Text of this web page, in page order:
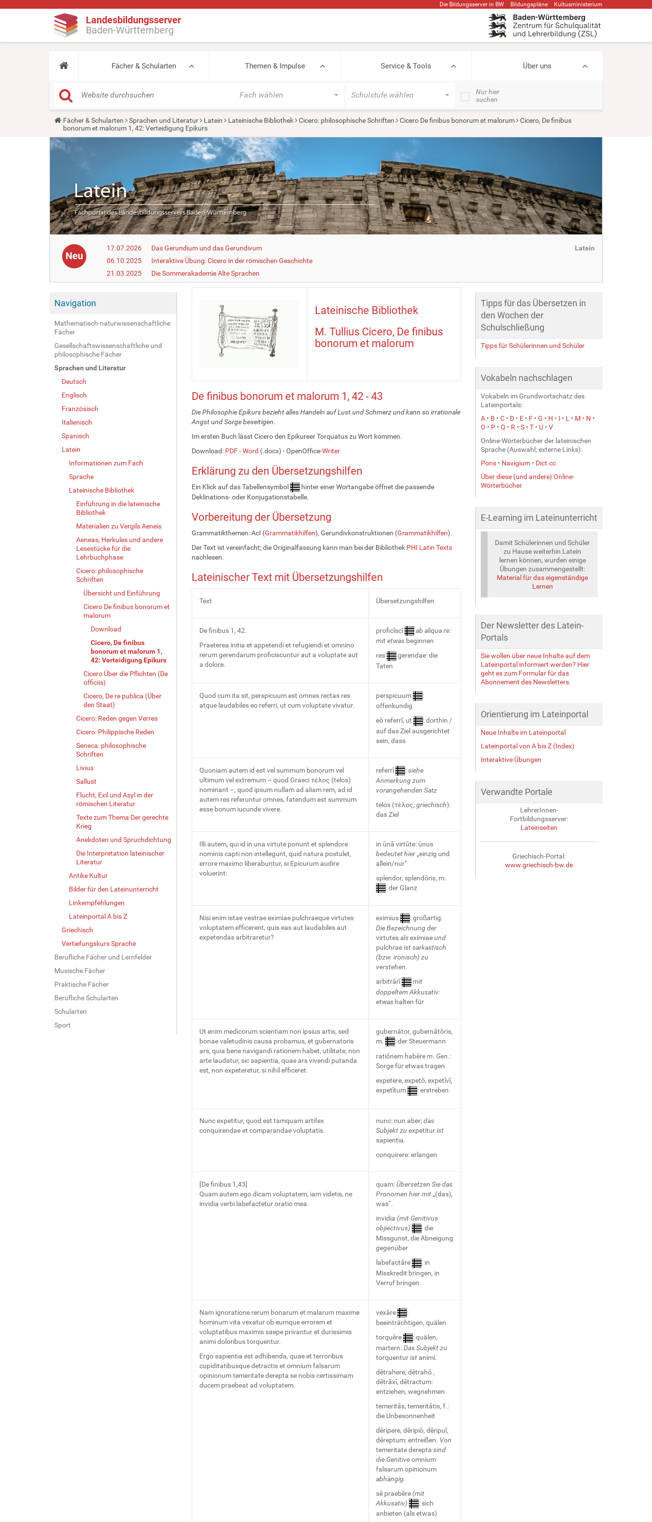
Die Bildungsserver in BW Bildungspläne Kultusministerium
Landesbildungsserver
Baden-Württemberg
Fächer & Schularten Themen & Impulse Service & Tools Über uns
Fach wählen Schulstufe wählen
Nur hier
suchen
Y
u
a
r
:
Fächer & Schularten Sprachen und Literatur Latein Lateinische Bibliothek Cicero: philosophische Schriften Cicero De finibus bonorum et malorum
Cicero, De finibus
bonorum et malorum 1, 42: Verteidigung Epikurs
Neu
17.07.2026
Das Gerundium und das Gerundivum
06.10.2025
Interaktive Übung: Cicero in der römischen Geschichte
21.03.2025
Die Sommerakademie Alte Sprachen
Latein
Navigation
Mathematisch-naturwissenschaftliche
Fächer
Gesellschaftswissenschaftliche und
philosophische Fächer
Sprachen und Literatur
Deutsch
Englisch
Französisch
Italienisch
Spanisch
Latein
Informationen zum Fach
Sprache
Lateinische Bibliothek
Einführung in die lateinische
Bibliothek
Materialien zu Vergils Aeneis
Aeneas, Herkules und andere
Lesestücke für die
Lehrbuchphase
Cicero: philosophische
Schriften
Übersicht und Einführung
Cicero De finibus bonorum et
malorum
Download
Cicero, De finibus
bonorum et malorum 1,
42: Verteidigung Epikurs
Cicero Über die Pflichten (De
officiis)
Cicero, De re publica (Über
den Staat)
Cicero: Reden gegen Verres
Cicero: Philippische Reden
Seneca: philosophische
Schriften
Livius
Sallust
Flucht, Exil und Asyl in der
römischen Literatur
Texte zum Thema Der gerechte
Krieg
Anekdoten und Spruchdichtung
Die Interpretation lateinischer
Literatur
Antike Kultur
Bilder für den Lateinunterricht
Linkempfehlungen
Lateinportal A bis Z
Griechisch
Vertiefungskurs Sprache
Berufliche Fächer und Lernfelder
Musische Fächer
Praktische Fächer
Berufliche Schularten
Schularten
Sport
Lateinische Bibliothek
M. Tullius Cicero, De finibus
bonorum et malorum
De finibus bonorum et malorum 1, 42 - 43
Die Philosophie Epikurs bezieht alles Handeln auf Lust und Schmerz und kann so irrationale
Angst und Sorge beseitigen.
Im ersten Buch lässt Cicero den Epikureer Torquatus zu Wort kommen.
Download: PDF-Word (.docx) - OpenOffice-Writer
Erklärung zu den Übersetzungshilfen
Ein Klick auf das Tabellensymbol
hinter einer Wortangabe öffnet die passende
Deklinations- oder Konjugationstabelle.
Vorbereitung der Übersetzung
Grammatikthemen: AcI (Grammatikhilfen), Gerundivkonstruktionen (Grammatikhilfen).
Der Text ist vereinfacht; die Originalfassung kann man bei der Bibliothek PHI Latin Texts
nachlesen.
Lateinischer Text mit Übersetzungshilfen
Text Übersetzungshilfen
De finibus 1, 42.
Praeterea initia et appetendi et refugiendi et omnino
rerum gerendarum proficiscuntur aut a voluptate aut
a dolore.
proficīscī
ab aliqua re:
mit etwasbeginnen
res
gerendae: die
Taten
Quod cum ita sit, perspicuum est omnes rectas res
atque laudabiles eo referri, ut cum voluptate vivatur.
perspicuum
:
offenkundig
eō referrī, ut
: dorthin /
auf das Ziel ausgerichtet
sein, dass
Quoniam autem id est vel summum bonorum vel
ultimum vel extremum – quod Graeci τέλος (telos)
nominant –, quod ipsum nullam ad aliam rem, ad id
autem res referuntur omnes, fatendum est summum
esse bonum iucunde vivere.
referrī :siehe
Anmerkung zum
vorangehenden Satz
telos (τέλος;griechisch):
das Ziel
Illi autem, qui id in una virtute ponunt et splendore
nominis capti non intellegunt, quid natura postulet,
errore maximo liberabuntur, si Epicurum audire
voluerint:
in ūnā virtūte: ūnus
bedeutet hier „einzig und
allein/nur“
splendor, splendōris, m.
: der Glanz
Nisi enim istae vestrae eximiae pulchraeque virtutes
voluptatem efficerent, quis eas aut laudabiles aut
expetendas arbitraretur?
eximius
: großartig.
Die Bezeichnung der
virtutesalseximiaeund
pulchraeist sarkastisch
(bzw. ironisch) zu
verstehen.
arbitrārī
mit
doppeltem Akkusativ:
etwashalten für
Ut enim medicorum scientiam non ipsius artis, sed
bonae valetudinis causa probamus, et gubernatoris
ars, quia bene navigandi rationem habet, utilitate, non
arte laudatur, sic sapientia, quae ars vivendi putanda
est, non expeteretur, si nihil efficeret.
gubernātor, gubernātōris,
m.
: der Steuermann
ratiōnem habērem. Gen.:
Sorge für etwas tragen
expetere, expetō, expetīvī,
expetītum
: erstreben
Nunc expetitur, quod est tamquam artifex
conquirendae et comparandae voluptatis.
nunc: nun aber;das
Subjekt zu expetiturist
sapientia.
conquirere: erlangen
[De finibus 1,43]
Quam autem ego dicam voluptatem, iam videtis, ne
invidia verbi labefactetur oratio mea.
quam: Übersetzen Sie das
Pronomen hier mit„(das),
was“.
invidia (mit Genitivus
objiectivus)
: die
Missgunst, die Abneigung
gegenüber
labefactāre
: in
Misskredit bringen, in
Verruf bringen.
Nam ignoratione rerum bonarum et malarum maxime
hominum vita vexatur ob eumque errorem et
voluptatibus maximis saepe privantur et durissimis
animi doloribus torquentur.
Ergo sapientia est adhibenda, quae et terroribus
cupiditatibusque detractis et omnium falsarum
opinionum temeritate derepta se nobis certissimam
ducem praebeat ad voluptatem.
vexāre
:
beeinträchtigen, quälen
torquēre
: quälen,
martern. Das Subjekt zu
torquenturist animi.
dētrahere, dētrahō ,
dētrāxī, dētractum:
entziehen, wegnehmen
temeritās, temeritātis, f.:
die Unbesonnenheit
dēripere, dēripiō, dēripuī,
dēreptum: entreißen. Von
temeritate derepta sind
die Genitiveomnium
falsarum opinionum
abhängig.
sē praebēre(mit
Akkusativ)
: sich
anbieten (als etwas)
Tipps für das Übersetzen in
den Wochen der
Schulschließung
Tipps für Schülerinnen und Schüler
Vokabeln nachschlagen
Vokabeln im Grundwortschatz des
Lateinportals:
A• B • C• D• E• F• G • H • I • L • M • N •
O • P• Q • R • S• T• U• V
Online-Wörterbücher der lateinischen
Sprache (Auswahl; externe Links):
Pons• Navigium• Dict.cc
Über diese (und andere) Online-
Wörterbücher
E-Learning im Lateinunterricht
Damit Schülerinnen und Schüler
zu Hause weiterhin Latein
lernen können, wurden einige
Übungen zusammengestellt:
Material für das eigenständige
Lernen
Der Newsletter des Latein-
Portals
Sie wollen über neue Inhalte auf dem
Lateinportal informiert werden? Hier
geht es zum Formular für das
Abonnement des Newsletters.
Orientierung im Lateinportal
Neue Inhalte im Lateinportal
Lateinportal von A bis Z (Index)
Interaktive Übungen
Verwandte Portale
LehrerInnen-
Fortbildungsserver:
Lateinseiten
Griechisch-Portal:
www.griechisch-bw.de